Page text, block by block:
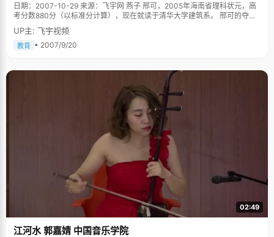
日期：2007-10-29 来源：飞宇网 燕子 邢可，2005年海南省理科状元，高
考分数880分（以标准分计算），现在就读于清华大学建筑系。 邢可的夺
魁，再一次证明，上帝垂青的指不定是哪一个人，可能是我，可能是你，也
可能是她。接到校长的报喜电话，邢可直觉里认为是拨错了号码，两年来，
他还是第一次超过了同班的女孩。看着爸爸妈妈激动得睡不着觉的样子，邢
还未毕业之前就被她现在所在单位录取，并且至今一直热衷学习。"在众人眼
里，妈妈是个聪明能干的，高中状元之后，无数人都笑称，"邢可受到了他妈
的遗传呢"。因为妈妈的优秀，邢可从小就被异常严格的要求，"做完作业才
能出去玩，""其实还可以再考好一点！" 而且爸爸妈妈还会经常联系老师们，
随时掌握邢可的动态，并请他们特别的"照顾"邢可一些。邢可说自己挺怕父
母的，"不管成绩怎么好，他们都会很严厉的要求；不管怎样，他们似乎都不
满足，一直督促着我做得更好&hellip;&hellip;"当状元的消息传来的时候，邢
可第一次在爸妈脸上看到了满意和骄傲的神情。 有对手才有进步 邢可小时候
并没有显山露水的端倪，成绩平平，"小学时候50多名，中学时候10多名，
并不知道清华北大，偶尔一次考了第七，就想，只要再努力一点就有希望
了，后来又有一次突然考了个第三名，感觉就不一样了"，在一次次的进步
中，邢可树立起信心，"感觉自己是个北大清华的候选人。" 从高二开始，邢
可的成绩就一直很稳定，每次考试总考第二名，就差第一名的女孩几分或者
十几分。"她基础比我扎实，很多知识比我好，我考不过她，但是很服她，每
次考完都要跟她比，哪科比她差几分，"邢可说，"我们互相竞争，如果没有
她，我高中也不会这么努力了。"如今，女孩和邢可都考到了北大，邢可笑着
说："高考，她终于让了我一次。" 感谢物理老师 参加奥赛已经是现在学生们
UP主: 飞宇视频
教育 • 2007/9/20
02:49
江河水 郭嘉婧 中国音乐学院